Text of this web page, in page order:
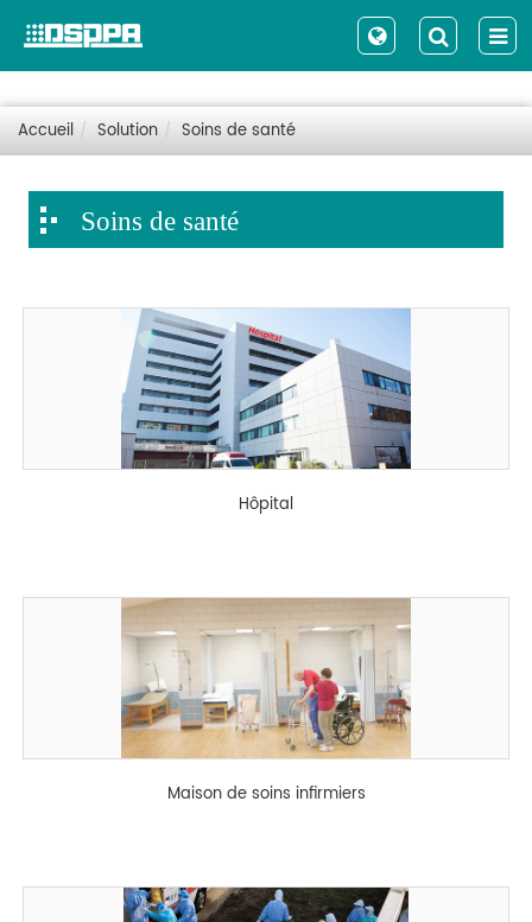
Accueil Solution Soins de santé
Soins de santé
Hôpital
Maison de soins infirmiers